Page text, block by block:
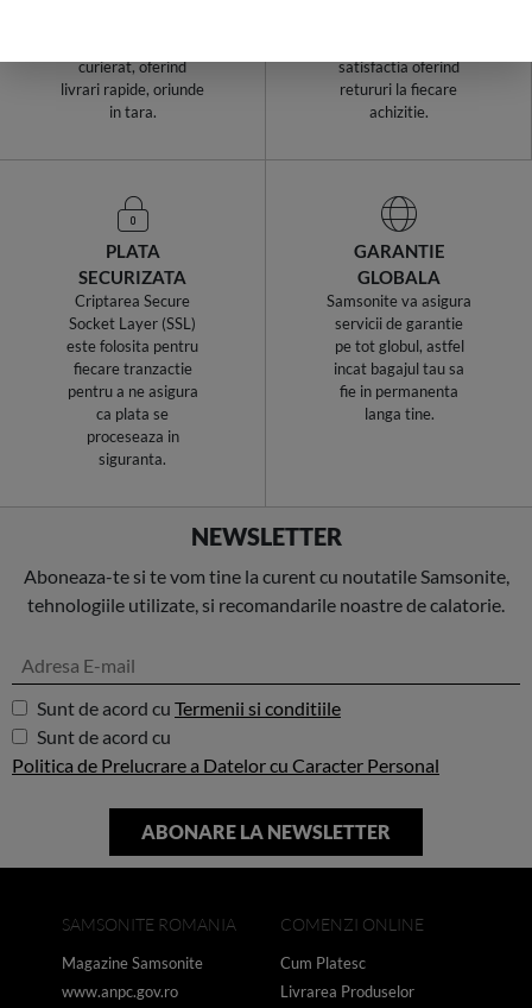
curierat, oferind
livrari rapide, oriunde
in tara.
satisfactia oferind
retururi la fiecare
achizitie.
PLATA
SECURIZATA
Criptarea Secure
Socket Layer (SSL)
este folosita pentru
fiecare tranzactie
pentru a ne asigura
ca plata se
proceseaza in
siguranta.
GARANTIE
GLOBALA
Samsonite va asigura
servicii de garantie
pe tot globul, astfel
incat bagajul tau sa
fie in permanenta
langa tine.
NEWSLETTER
Aboneaza-te si te vom tine la curent cu noutatile Samsonite,
tehnologiile utilizate, si recomandarile noastre de calatorie.
Sunt de acord cu Termenii si conditiile
Sunt de acord cu
Politica de Prelucrare a Datelor cu Caracter Personal
SAMSONITE ROMANIA
Magazine Samsonite
www.anpc.gov.ro
COMENZI ONLINE
Cum Platesc
Livrarea Produselor